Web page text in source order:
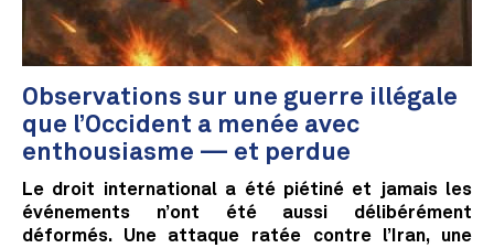
Observations sur une guerre illégale
que l’Occident a menée avec
enthousiasme — et perdue
Le droit international a été piétiné et jamais les
événements n’ont été aussi délibérément
déformés. Une attaque ratée contre l’Iran, une